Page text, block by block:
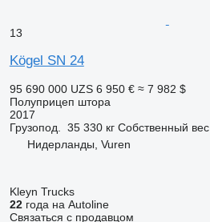
13
Kögel SN 24
95 690 000 UZS 6 950 € ≈ 7 982 $
Полуприцеп штора
2017
Грузопод.
35 330 кг Собственный вес
Нидерланды, Vuren
Kleyn Trucks
22года на Autoline
Связаться с продавцом